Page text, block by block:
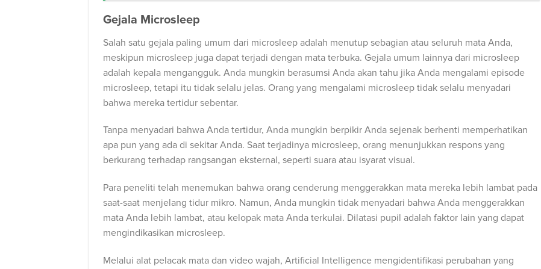
Gejala Microsleep
Salah satu gejala paling umum dari microsleep adalah menutup sebagian atau seluruh mata Anda,
meskipun microsleep juga dapat terjadi dengan mata terbuka. Gejala umum lainnya dari microsleep
adalah kepala mengangguk. Anda mungkin berasumsi Anda akan tahu jika Anda mengalami episode
microsleep, tetapi itu tidak selalu jelas. Orang yang mengalami microsleep tidak selalu menyadari
bahwa mereka tertidur sebentar.
Tanpa menyadari bahwa Anda tertidur, Anda mungkin berpikir Anda sejenak berhenti memperhatikan
apa pun yang ada di sekitar Anda. Saat terjadinya microsleep, orang menunjukkan respons yang
berkurang terhadap rangsangan eksternal, seperti suara atau isyarat visual.
Para peneliti telah menemukan bahwa orang cenderung menggerakkan mata mereka lebih lambat pada
saat-saat menjelang tidur mikro. Namun, Anda mungkin tidak menyadari bahwa Anda menggerakkan
mata Anda lebih lambat, atau kelopak mata Anda terkulai. Dilatasi pupil adalah faktor lain yang dapat
mengindikasikan microsleep.
Melalui alat pelacak mata dan video wajah, Artificial Intelligence mengidentifikasi perubahan yang